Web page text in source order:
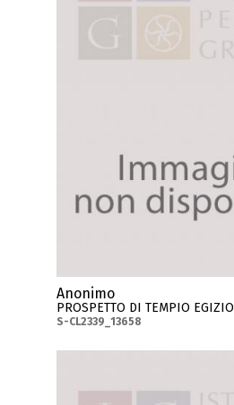
Anonimo
PROSPETTO DI TEMPIO EGIZIO
S-CL2339_13658